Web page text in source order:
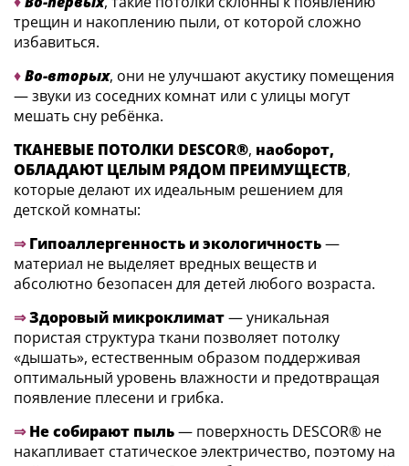
трещин и накоплению пыли, от которой сложно
избавиться.
♦Во-вторых, они не улучшают акустику помещения
— звуки из соседних комнат или с улицы могут
мешать сну ребёнка.
ТКАНЕВЫЕ ПОТОЛКИ DESCOR®, наоборот,
ОБЛАДАЮТ ЦЕЛЫМ РЯДОМ ПРЕИМУЩЕСТВ,
которые делают их идеальным решением для
детской комнаты:
⇒Гипоаллергенность и экологичность—
материал не выделяет вредных веществ и
абсолютно безопасен для детей любого возраста.
⇒Здоровый микроклимат— уникальная
пористая структура ткани позволяет потолку
«дышать», естественным образом поддерживая
оптимальный уровень влажности и предотвращая
появление плесени и грибка.
⇒Не собирают пыль— поверхность DESCOR® не
накапливает статическое электричество, поэтому на